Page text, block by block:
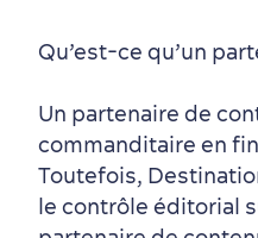
Qu’est-ce qu’un
Un partenaire de
commanditaire en
Toutefois,
le contrôle éditorial